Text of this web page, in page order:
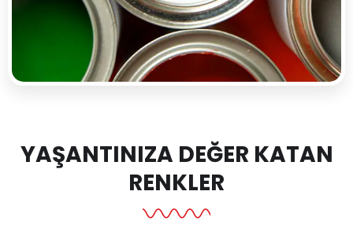
YAŞANTINIZA DEĞER KATAN
RENKLER